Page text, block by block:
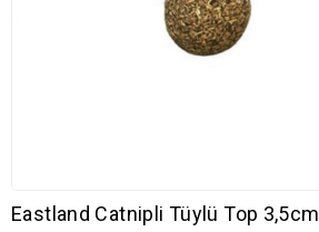
Eastland Catnipli Tüylü Top 3,5cm